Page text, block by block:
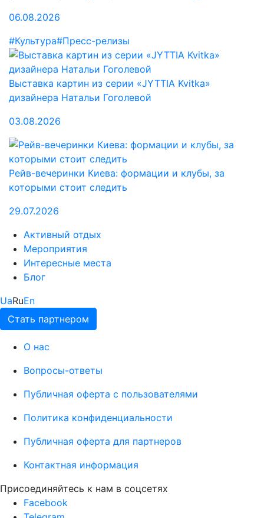
06.08.2026
#Культура#Пресс-релизы
Выставка картин из серии «JYTTIA Kvitka»
дизайнера Натальи Гоголевой
03.08.2026
Рейв-вечеринки Киева: формации и клубы, за
которыми стоит следить
29.07.2026
Активный отдых
Мероприятия
Интересные места
Блог
UaRuEn
Стать партнером
О нас
Вопросы-ответы
Публичная оферта с пользователями
Политика конфиденциальности
Публичная оферта для партнеров
Контактная информация
Присоединяйтесь к нам в соцсетях
Facebook